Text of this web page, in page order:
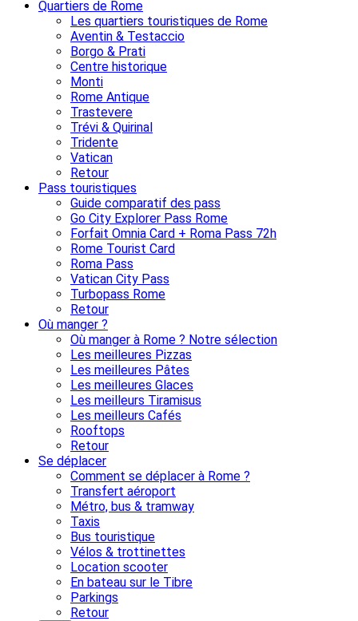
Quartiers de Rome
Les quartiers touristiques de Rome
Aventin & Testaccio
Borgo & Prati
Centre historique
Monti
Rome Antique
Trastevere
Trévi & Quirinal
Tridente
Vatican
Retour
Pass touristiques
Guide comparatif des pass
Go City Explorer Pass Rome
Forfait Omnia Card + Roma Pass 72h
Rome Tourist Card
Roma Pass
Vatican City Pass
Turbopass Rome
Retour
Où manger ?
Où manger à Rome ? Notre sélection
Les meilleures Pizzas
Les meilleures Pâtes
Les meilleures Glaces
Les meilleurs Tiramisus
Les meilleurs Cafés
Rooftops
Retour
Se déplacer
Comment se déplacer à Rome ?
Transfert aéroport
Métro, bus & tramway
Taxis
Bus touristique
Vélos & trottinettes
Location scooter
En bateau sur le Tibre
Parkings
Retour